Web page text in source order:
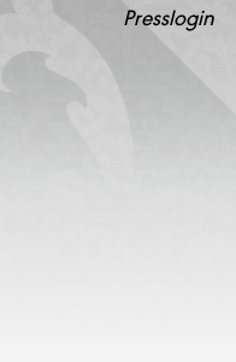
& Tapet Alingsås
AB
Presslogin